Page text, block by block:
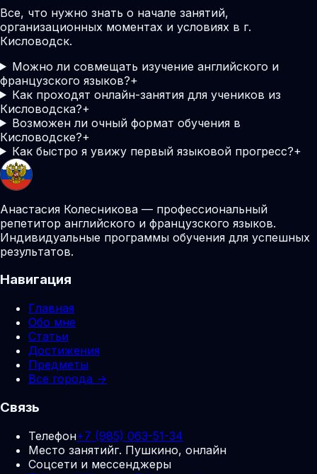
Все, что нужно знать о начале занятий,
организационных моментах и условиях в г.
Кисловодск.
Можно ли совмещать изучение английского и
французского языков?+
Как проходят онлайн-занятия для учеников из
Кисловодска?+
Возможен ли очный формат обучения в
Кисловодске?+
Как быстро я увижу первый языковой прогресс?+
Анастасия Колесникова — профессиональный
репетитор английского и французского языков.
Индивидуальные программы обучения для успешных
результатов.
Навигация
Главная
Обо мне
Статьи
Достижения
Предметы
Все города →
Связь
Телефон+7 (985) 063-51-34
Место занятийг. Пушкино, онлайн
Соцсети и мессенджеры